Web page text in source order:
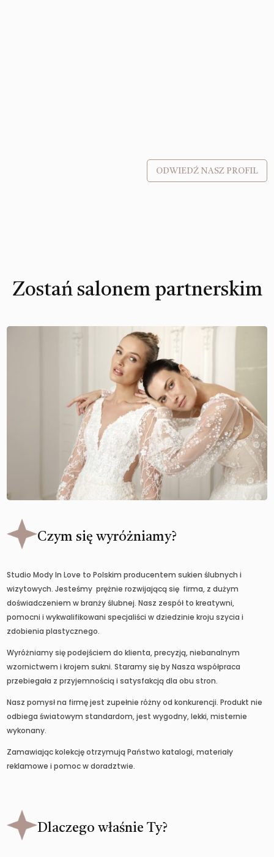
ODWIEDŹ NASZ PROFIL
Zostań salonem partnerskim
Czym się wyróżniamy?
Studio Mody In Love to Polskim producentem sukien ślubnych i
wizytowych. Jesteśmy prężnie rozwijającą się firma, z dużym
doświadczeniem w branży ślubnej. Nasz zespół to kreatywni,
pomocni i wykwalifikowani specjaliści w dziedzinie kroju szycia i
zdobienia plastycznego.
Wyróżniamy się podejściem do klienta, precyzją, niebanalnym
wzornictwem i krojem sukni. Staramy się by Nasza współpraca
przebiegała z przyjemnością i satysfakcją dla obu stron.
Nasz pomysł na firmę jest zupełnie różny od konkurencji. Produkt nie
odbiega światowym standardom, jest wygodny, lekki, misternie
wykonany.
Zamawiając kolekcję otrzymują Państwo katalogi, materiały
reklamowe i pomoc w doradztwie.
Dlaczego właśnie Ty?